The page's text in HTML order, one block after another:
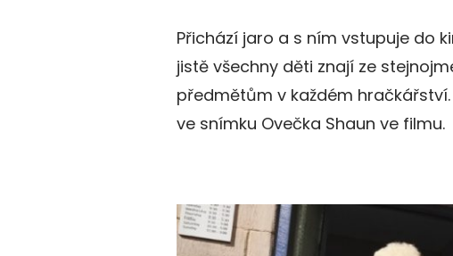
Přichází jaro a s ním vstupuje do
jistě všechny děti znají ze
předmětům v každém
ve snímku Ovečka Shaun ve filmu.